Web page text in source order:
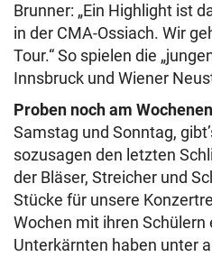
Brunner: „Ein Highlight ist
in der CMA-Ossiach. Wir
Tour.“ So spielen die
Innsbruck und Wiener
Proben noch am
Samstag und Sonntag,
sozusagen den letzten
der Bläser, Streicher und
Stücke für unsere
Wochen mit ihren Schülern
Unterkärnten haben unter